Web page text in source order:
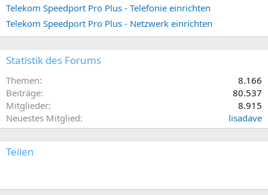
Telekom Speedport Pro Plus - Telefonie einrichten
Telekom Speedport Pro Plus - Netzwerk einrichten
Statistik des Forums
Themen
8.166
Beiträge
80.537
Mitglieder
8.915
Neuestes Mitglied
lisadave
Teilen